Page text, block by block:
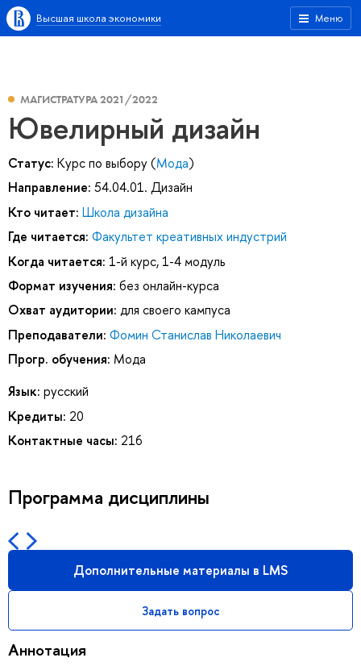
Меню
Высшая школа экономики
МАГИСТРАТУРА 2021/2022
Ювелирный дизайн
Статус: Курс по выбору (Мода)
Направление: 54.04.01. Дизайн
Кто читает: Школа дизайна
Где читается: Факультет креативных индустрий
Когда читается: 1-й курс, 1-4 модуль
Формат изучения: без онлайн-курса
Охват аудитории: для своего кампуса
Преподаватели: Фомин Станислав Николаевич
Прогр. обучения: Мода
Язык: русский
Кредиты: 20
Контактные часы: 216
Программа дисциплины
Дополнительные материалы в LMS
Задать вопрос
Аннотация